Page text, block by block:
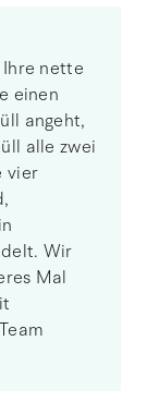
nette
einen
angeht,
alle zwei
vier
Wir
Mal